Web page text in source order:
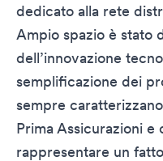
dedicato alla rete
Ampio spazio è stato
dell’innovazione
semplificazione dei
sempre
Prima Assicurazioni e
rappresentare un